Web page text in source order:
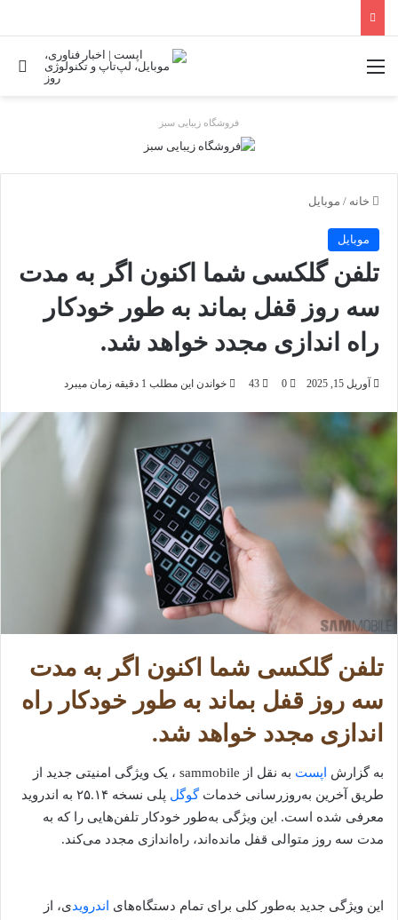
منو
فروشگاه زیبایی سبز
خانه / موبایل
موبایل
تلفن گلکسی شما اکنون اگر به مدت
سه روز قفل بماند به طور خودکار
راه اندازی مجدد خواهد شد.
آوریل 15, 2025 0
43 خواندن این مطلب 1 دقیقه زمان میبرد
تلفن گلکسی شما اکنون اگر به مدت
سه روز قفل بماند به طور خودکار راه
اندازی مجدد خواهد شد.
به گزارش اپست
به نقل از sammobile ، یک ویژگی امنیتی جدید از
طریق آخرین به‌روزرسانی خدماتگوگل
پلی نسخه ۲۵.۱۴ به اندروید
معرفی شده است. این ویژگی به‌طور خودکار تلفن‌هایی را که به
مدت سه روز متوالی قفل مانده‌اند، راه‌اندازی مجدد می‌کند.
این ویژگی جدید به‌طور کلی برای تمام دستگاه‌های اندرویدی، از